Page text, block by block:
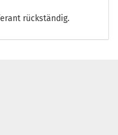
rückständig.